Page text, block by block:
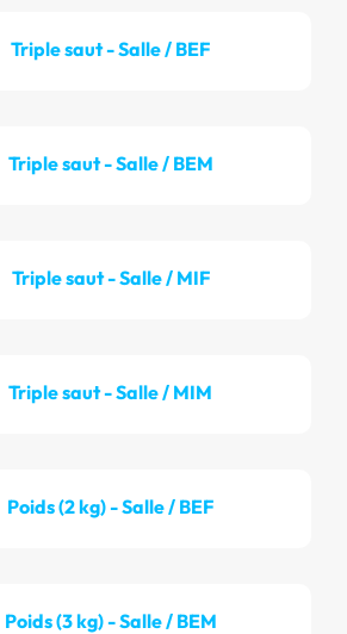
Triple saut - Salle / BEF
Triple saut - Salle / BEM
Triple saut - Salle / MIF
Triple saut - Salle / MIM
Poids (2 kg) - Salle / BEF
Poids (3 kg) - Salle / BEM